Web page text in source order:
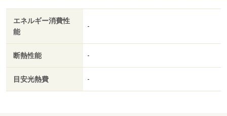
エネルギー消費性
能
-
断熱性能 -
目安光熱費 -